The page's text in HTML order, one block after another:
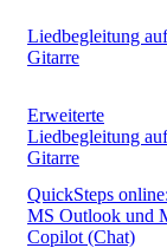
Liedbegleitung
Gitarre
Erweiterte
Liedbegleitung
Gitarre
QuickSteps online:
MS Outlook und
Copilot (Chat)